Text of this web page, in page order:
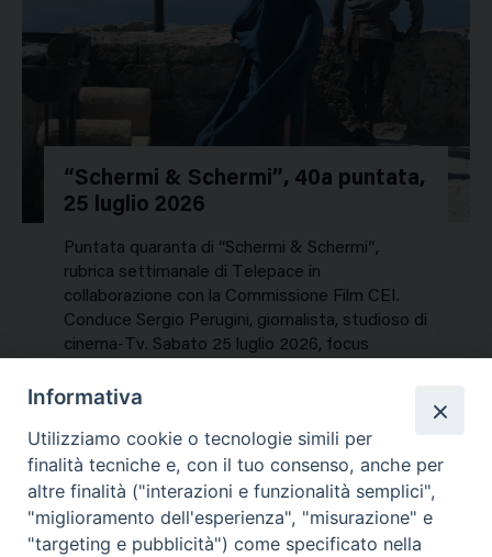
“Schermi & Schermi”, 40a puntata,
25 luglio 2026
Puntata quaranta di “Schermi & Schermi”,
rubrica settimanale di Telepace in
collaborazione con la Commissione Film CEI.
Conduce Sergio Perugini, giornalista, studioso di
cinema-Tv. Sabato 25 luglio 2026, focus
NEWS, PERCORSI TEMATICI
Mercoledì 29 Luglio 2026
Informativa
Utilizziamo cookie o tecnologie simili per
finalità tecniche e, con il tuo consenso, anche per
altre finalità ("interazioni e funzionalità semplici",
"miglioramento dell'esperienza", "misurazione" e
"targeting e pubblicità") come specificato nella